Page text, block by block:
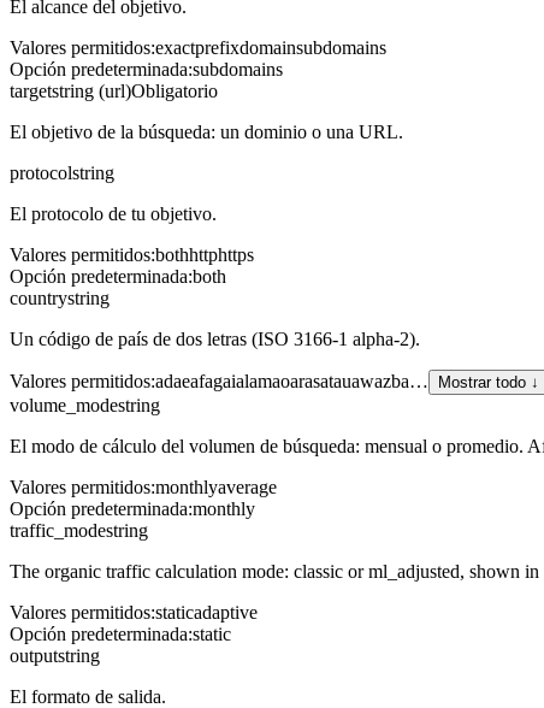
El alcance del objetivo.
Valores permitidos:exactprefixdomainsubdomains
Opción predeterminada:subdomains
targetstring (url)Obligatorio
El objetivo de la búsqueda: un dominio o una URL.
protocolstring
El protocolo de tu objetivo.
Valores permitidos:bothhttphttps
Opción predeterminada:both
countrystring
Un código de país de dos letras (ISO 3166-1 alpha-2).
Valores permitidos:adaeafagaialamaoarasatauawazba… Mostrar todo ↓
volume_modestring
El modo de cálculo del volumen de búsqueda: mensual o promedio.
Valores permitidos:monthlyaverage
Opción predeterminada:monthly
traffic_modestring
The organic traffic calculation mode: classic or ml_adjusted, shown
Valores permitidos:staticadaptive
Opción predeterminada:static
outputstring
El formato de salida.